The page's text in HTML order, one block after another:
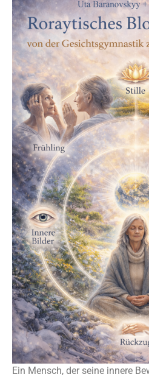
Ein Mensch, der seine innere